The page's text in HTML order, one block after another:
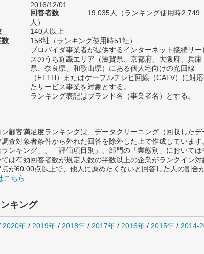
2016/12/01
回答者数
19,035人（ランキング使用時2,749
人）
140人以上
数
158社（ランキング使用時51社）
プロバイダ事業者が提供するインターネット接続サー
スのうち近畿エリア（滋賀県、京都府、大阪府、兵庫
県、奈良県、和歌山県）にある個人宅向けの光回線
（FTTH）またはケーブルテレビ回線（CATV）に対応
たサービス事業を対象とする。
ランキング表記はブランド名（事業者名）とする。
顧客満足度ランキングは、データクリーニング（回収したデ
査対象者条件から外れた回答を除外した上で作成しています
ンキング」、「評価項目別」、部門の「業態別」において
ては有効回答者数が規定人数の半数以上の企業がランクイン対
が60.00点以上で、他人に薦めたくないと回答した人の割合
ちら
キング
2020年 / 2019年 / 2018年 / 2017年 / 2016年 / 2015年 / 2014-